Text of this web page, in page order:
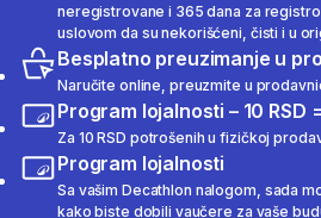
neregistrovane i 365 dana za
uslovom da su nekorišćeni, čisti i u
Besplatno preuzimanje u
Naručite online, preuzmite u
Program lojalnosti – 10 RSD
Za 10 RSD potrošenih u fizičkoj
Program lojalnosti
Sa vašim Decathlon nalogom, sada
kako biste dobili vaučere za vaše